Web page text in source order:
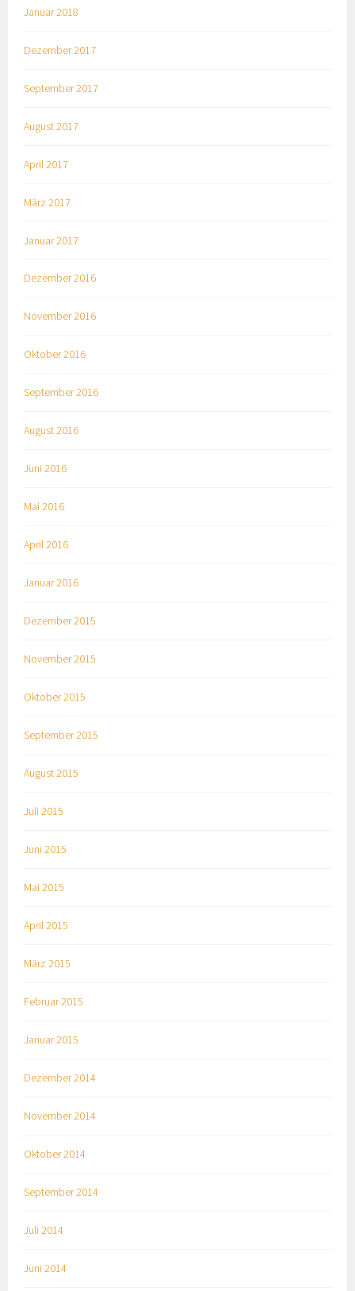
Januar 2018
Dezember 2017
September 2017
August 2017
April 2017
März 2017
Januar 2017
Dezember 2016
November 2016
Oktober 2016
September 2016
August 2016
Juni 2016
Mai 2016
April 2016
Januar 2016
Dezember 2015
November 2015
Oktober 2015
September 2015
August 2015
Juli 2015
Juni 2015
Mai 2015
April 2015
März 2015
Februar 2015
Januar 2015
Dezember 2014
November 2014
Oktober 2014
September 2014
Juli 2014
Juni 2014